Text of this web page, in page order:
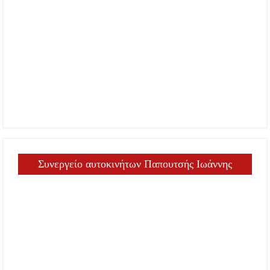
Συνεργείο αυτοκινήτων Παπουτσής Ιωάννης